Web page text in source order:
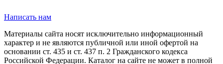
Написать нам
Материалы сайта носят исключительно информационный
характер и не являются публичной или иной офертой на
основании ст. 435 и ст. 437 п. 2 Гражданского кодекса
Российской Федерации. Каталог на сайте не может в полной